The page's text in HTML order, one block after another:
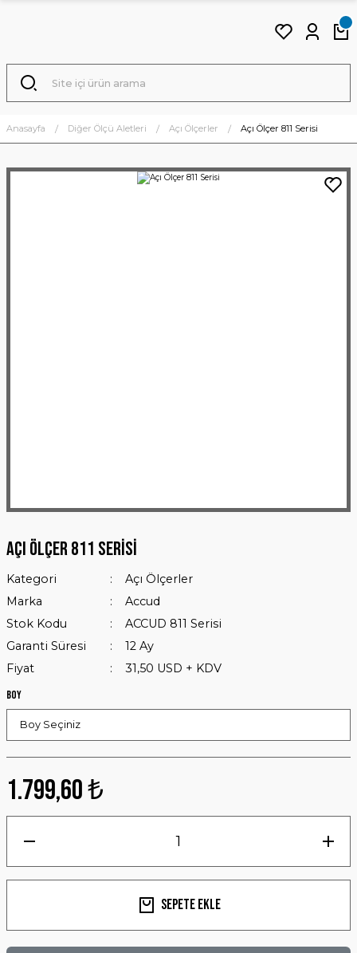
Anasayfa Diğer Ölçü Aletleri Açı Ölçerler Açı Ölçer 811 Serisi
Açı Ölçer 811 Serisi
Kategori
Açı Ölçerler
Marka
Accud
Stok Kodu
ACCUD 811 Serisi
Garanti Süresi
12 Ay
Fiyat
31,50 USD + KDV
Boy
1.799,60 ₺
Sepete Ekle